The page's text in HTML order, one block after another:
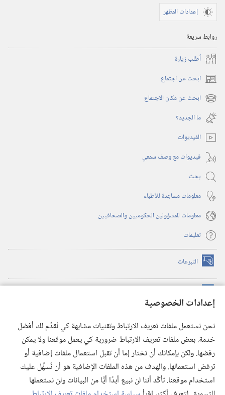
إعدادات الخصوصية
نحن نستعمل ملفات تعريف الارتباط وتقنيات مشابهة كي نُقدِّم لك أفضل
خدمة. بعض ملفات تعريف الارتباط ضرورية كي يعمل موقعنا ولا يمكن
رفضها. ولكن بإمكانك أن تختار إما أن تقبل استعمال ملفات إضافية أو
ترفض استعمالها. والهدف من هذه الملفات الإضافية هو أن نُسهِّل عليك
استخدام موقعنا. تأكَّد أننا لن نبيع أبدًا أيًّا من البيانات ولن نستعملها
إعدادات المظهر
روابط سريعة
أُطلب زيارة
ابحث عن اجتماع (يفتح
نافذة ابحث عن مكان الاجتماع (يفتح
نافذة
جديدة)
ما الجديد؟‏
الفيديوات
فيديوات مع وصف سمعي
بحث
معلومات مساعِدة للأطباء
معلومات للمسؤولين الحكوميين والصحافيين
تعليمات
التبرعات (يفتح
نافذة
(يفتح
نافذة
(يفتح
نافذة
جديدة) تطبيق ®
JW Library
مكتبة برج المراقبة